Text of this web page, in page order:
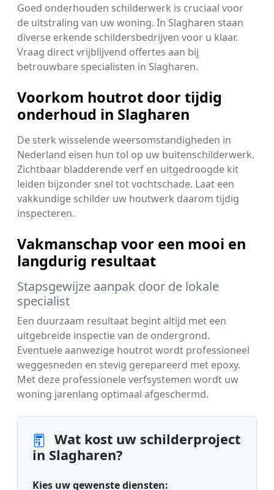
Goed onderhouden schilderwerk is cruciaal voor
de uitstraling van uw woning. In Slagharen staan
diverse erkende schildersbedrijven voor u klaar.
Vraag direct vrijblijvend offertes aan bij
betrouwbare specialisten in Slagharen.
Voorkom houtrot door tijdig
onderhoud in Slagharen
De sterk wisselende weersomstandigheden in
Nederland eisen hun tol op uw buitenschilderwerk.
Zichtbaar bladderende verf en uitgedroogde kit
leiden bijzonder snel tot vochtschade. Laat een
vakkundige schilder uw houtwerk daarom tijdig
inspecteren.
Vakmanschap voor een mooi en
langdurig resultaat
Stapsgewijze aanpak door de lokale
specialist
Een duurzaam resultaat begint altijd met een
uitgebreide inspectie van de ondergrond.
Eventuele aanwezige houtrot wordt professioneel
weggesneden en stevig gerepareerd met epoxy.
Met deze professionele verfsystemen wordt uw
woning jarenlang optimaal afgeschermd.
Wat kost uw schilderproject
in Slagharen?
Kies uw gewenste diensten: